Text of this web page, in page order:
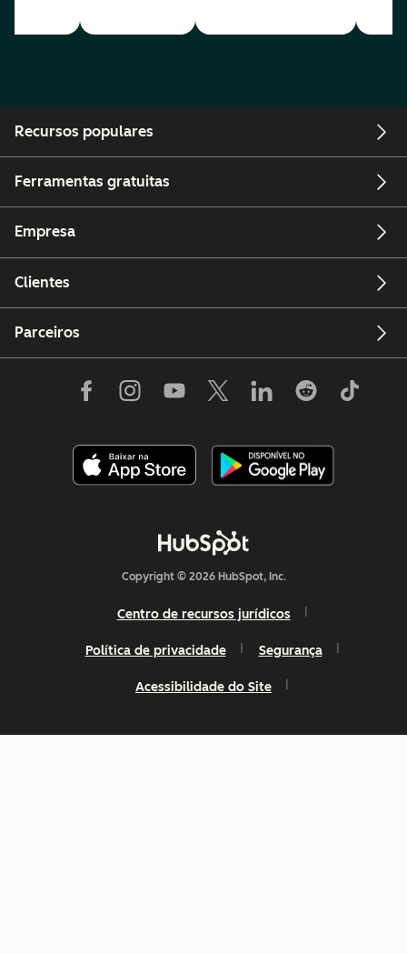
Recursos populares
Ferramentas gratuitas
Empresa
Clientes
Parceiros
Copyright © 2026 HubSpot, Inc.
Centro de recursos jurídicos
Política de privacidade Segurança
Acessibilidade do Site